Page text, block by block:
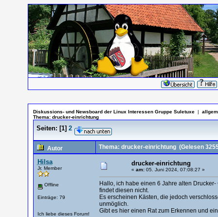
Diskussions- und Newsboard der Linux Interessen Gruppe Suletuxe |
Thema: drucker-einrichtung
Seiten: [1] 2
Autor Thema: drucker-einrichtung(Gelesen
Hilsa
Jr. Member
Offline
Einträge: 79
Ich liebe dieses Forum!
drucker-einrichtung
« am:05. Juni 2024, 07:08:27 »
Hallo, ich habe einen 6 Jahre alten
findet diesen nicht.
Es erscheinen Kästen, die jedoch
unmöglich.
Gibt es hier einen Rat zum Erkennen und